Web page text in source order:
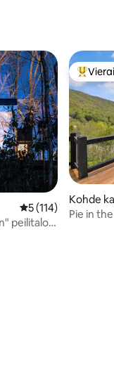
Keskimääräinen
5 (114)
peilitalo +
Kohde
evils
Pie in